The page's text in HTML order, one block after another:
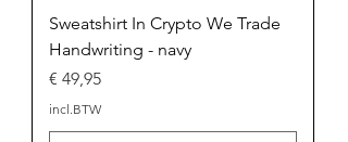
Sweatshirt In Crypto We Trade
Handwriting - navy
Prijs
€ 49,95
incl.BTW